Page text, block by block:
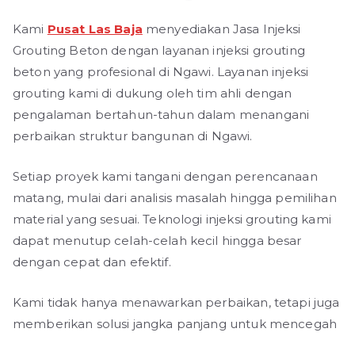
Kami Pusat Las Baja menyediakan Jasa Injeksi
Grouting Beton dengan layanan injeksi grouting
beton yang profesional di Ngawi. Layanan injeksi
grouting kami di dukung oleh tim ahli dengan
pengalaman bertahun-tahun dalam menangani
perbaikan struktur bangunan di Ngawi.
Setiap proyek kami tangani dengan perencanaan
matang, mulai dari analisis masalah hingga pemilihan
material yang sesuai. Teknologi injeksi grouting kami
dapat menutup celah-celah kecil hingga besar
dengan cepat dan efektif.
Kami tidak hanya menawarkan perbaikan, tetapi juga
memberikan solusi jangka panjang untuk mencegah